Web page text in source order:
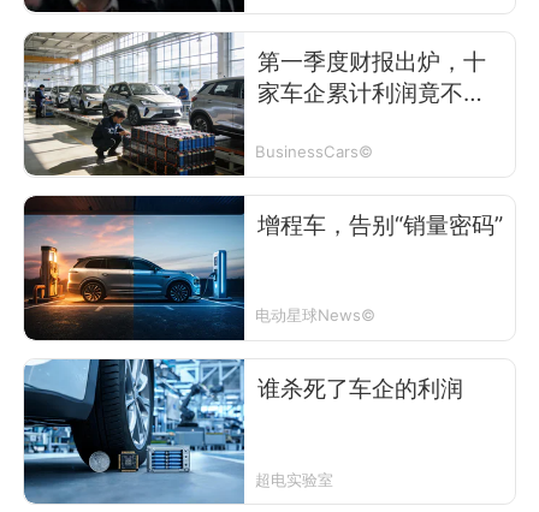
第一季度财报出炉，十
家车企累计利润竟不如
BusinessCars©
增程车，告别“销量密码”
电动星球News©
谁杀死了车企的利润
超电实验室